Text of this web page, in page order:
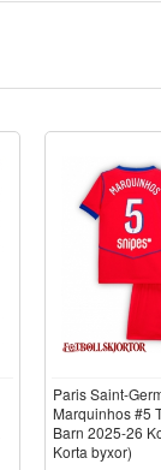
Paris Saint-
Marquinhos #5
Barn 2025-26
Korta byxor)